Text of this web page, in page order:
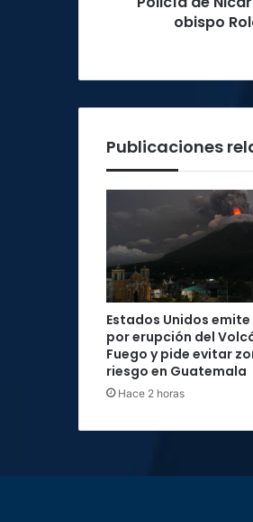
obispo
Publicaciones
Estados Unidos
por erupción del
Fuego y pide evitar
riesgo en Guatemala
Hace 2 horas